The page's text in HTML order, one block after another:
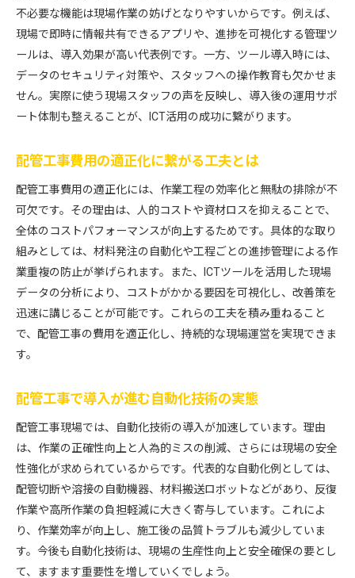
不必要な機能は現場作業の妨げとなりやすいからです。例えば、
現場で即時に情報共有できるアプリや、進捗を可視化する管理ツ
ールは、導入効果が高い代表例です。一方、ツール導入時には、
データのセキュリティ対策や、スタッフへの操作教育も欠かせま
せん。実際に使う現場スタッフの声を反映し、導入後の運用サポ
ート体制も整えることが、ICT活用の成功に繋がります。
配管工事費用の適正化に繋がる工夫とは
配管工事費用の適正化には、作業工程の効率化と無駄の排除が不
可欠です。その理由は、人的コストや資材ロスを抑えることで、
全体のコストパフォーマンスが向上するためです。具体的な取り
組みとしては、材料発注の自動化や工程ごとの進捗管理による作
業重複の防止が挙げられます。また、ICTツールを活用した現場
データの分析により、コストがかかる要因を可視化し、改善策を
迅速に講じることが可能です。これらの工夫を積み重ねること
で、配管工事の費用を適正化し、持続的な現場運営を実現できま
す。
配管工事で導入が進む自動化技術の実態
配管工事現場では、自動化技術の導入が加速しています。理由
は、作業の正確性向上と人為的ミスの削減、さらには現場の安全
性強化が求められているからです。代表的な自動化例としては、
配管切断や溶接の自動機器、材料搬送ロボットなどがあり、反復
作業や高所作業の負担軽減に大きく寄与しています。これによ
り、作業効率が向上し、施工後の品質トラブルも減少していま
す。今後も自動化技術は、現場の生産性向上と安全確保の要とし
て、ますます重要性を増していくでしょう。